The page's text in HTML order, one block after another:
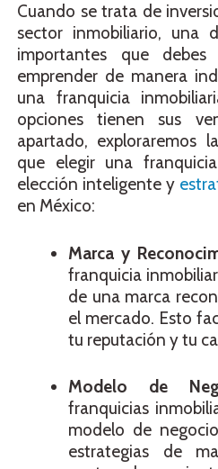
Cuando se trata de
sector inmobiliario, una
importantes que
emprender de manera
una franquicia
opciones tienen sus
apartado, exploraremos
que elegir una
elección inteligente y
en México:
Marca y
franquicia
de una marca
el mercado. Esto
tu reputación y tu
Modelo de
franquicias
modelo de
estrategias de